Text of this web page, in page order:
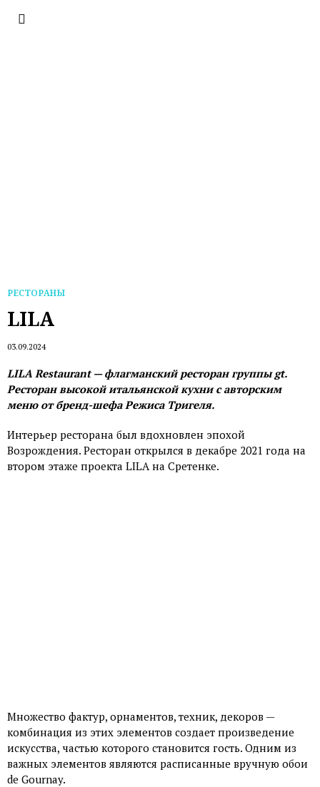
РЕСТОРАНЫ
LILA
03.09.2024
LILA Restaurant — флагманский ресторан группы gt.
Ресторан высокой итальянской кухни с авторским
меню от бренд-шефа Режиса Тригеля.
Интерьер ресторана был вдохновлен эпохой
Возрождения. Ресторан открылся в декабре 2021 года на
втором этаже проекта LILA на Сретенке.
Множество фактур, орнаментов, техник, декоров —
комбинация из этих элементов создает произведение
искусства, частью которого становится гость. Одним из
важных элементов являются расписанные вручную обои
de Gournay.